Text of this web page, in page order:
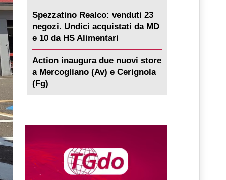
Spezzatino Realco: venduti 23
negozi. Undici acquistati da MD
e 10 da HS Alimentari
Action inaugura due nuovi store
a Mercogliano (Av) e Cerignola
(Fg)